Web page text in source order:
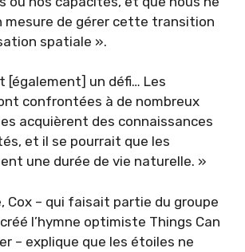
mesure de gérer cette transition
spatiale ».
[également] un défi… Les
confrontées à de nombreux
acquièrent des connaissances
et il se pourrait que les
une durée de vie naturelle. »
Cox – qui faisait partie du groupe
l’hymne optimiste Things Can
– explique que les étoiles ne